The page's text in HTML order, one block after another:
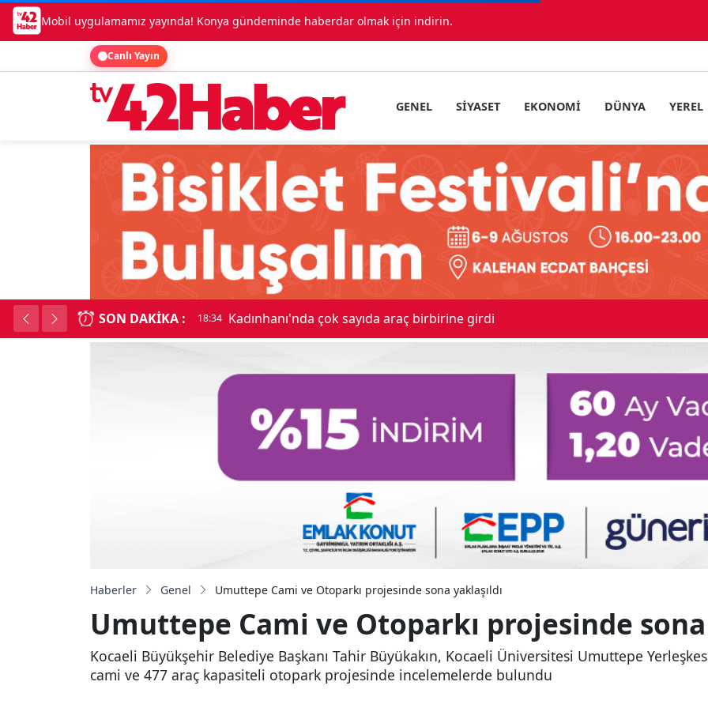
Mobil uygulamamız yayında! Konya gündeminde haberdar olmak için indirin.
Canlı Yayın
GENEL SIYASET EKONOMI DÜNYA YEREL
SON DAKIKA : 18:34 Kadınhanı'nda çok sayıda araç birbirine girdi
Haberler Genel Umuttepe Cami ve Otoparkı projesinde sona yaklaşıldı
Umuttepe Cami ve Otoparkı projesinde sona
Kocaeli Büyükşehir Belediye Başkanı Tahir Büyükakın, Kocaeli Üniversitesi Umuttepe
cami ve 477 araç kapasiteli otopark projesinde incelemelerde bulundu